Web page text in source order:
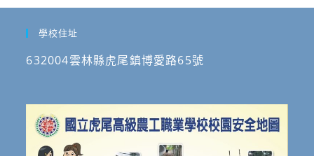
學校住址
632004雲林縣虎尾鎮博愛路65號